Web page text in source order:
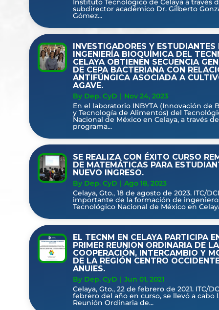
Instituto Tecnológico de Celaya a través
subdirector académico Dr. Gilberto
Gómez...
INVESTIGADORES Y ESTUDIANTES
INGENIERÍA BIOQUÍMICA DEL
CELAYA OBTIENEN SECUENCIA
DE CEPA BACTERIANA CON
ANTIFÚNGICA ASOCIADA A
AGAVE.
By Dep. CyD | Nov 24, 2023
En el laboratorio INBYTA (Innovación de
y Tecnología de Alimentos) del
Nacional de México en Celaya, a través
programa...
SE REALIZA CON ÉXITO CURSO
DE MATEMÁTICAS PARA
NUEVO INGRESO.
By Dep. CyD | Ago 18, 2023
Celaya, Gto., 18 de agosto de 2023. ITC/
importante de la formación de
Tecnológico Nacional de México en
EL TECNM EN CELAYA PARTICIPA
PRIMER REUNION ORDINARIA DE
COOPERACIÓN, INTERCAMBIO Y
DE LA REGIÓN CENTRO
ANUIES.
By Dep. CyD | Jun 01, 2021
Celaya, Gto., 22 de febrero de 2021. ITC/
febrero del año en curso, se llevó a
Reunión Ordinaria de...